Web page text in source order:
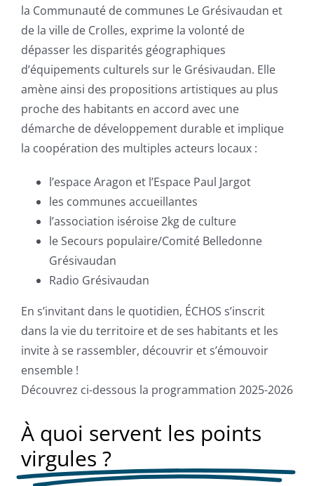
la Communauté de communes Le Grésivaudan et
de la ville de Crolles, exprime la volonté de
dépasser les disparités géographiques
d’équipements culturels sur le Grésivaudan. Elle
amène ainsi des propositions artistiques au plus
proche des habitants en accord avec une
démarche de développement durable et implique
la coopération des multiples acteurs locaux :
l’espace Aragon et l’Espace Paul Jargot
les communes accueillantes
l’association iséroise 2kg de culture
le Secours populaire/Comité Belledonne
Grésivaudan
Radio Grésivaudan
En s’invitant dans le quotidien, ÉCHOS s’inscrit
dans la vie du territoire et de ses habitants et les
invite à se rassembler, découvrir et s’émouvoir
ensemble !
Découvrez ci-dessous la programmation 2025-2026
À quoi servent les points
virgules ?